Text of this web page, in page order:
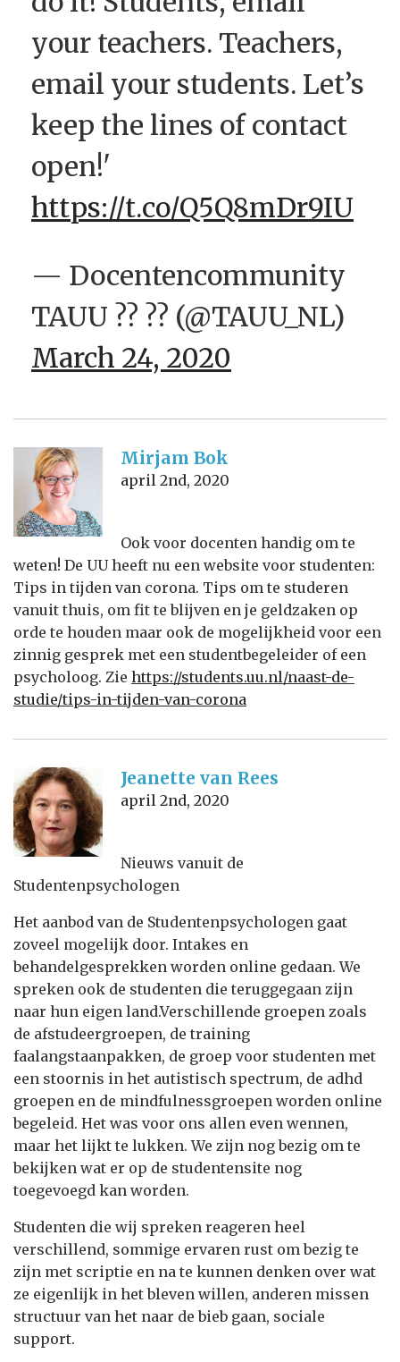
your teachers. Teachers,
email your students. Let’s
keep the lines of contact
open!'
https://t.co/Q5Q8mDr9IU
— Docentencommunity
TAUU ?‍? ?‍? (@TAUU_NL)
March 24, 2020
Mirjam Bok
april 2nd, 2020
Ook voor docenten handig om te
weten! De UU heeft nu een website voor studenten:
Tips in tijden van corona. Tips om te studeren
vanuit thuis, om fit te blijven en je geldzaken op
orde te houden maar ook de mogelijkheid voor een
zinnig gesprek met een studentbegeleider of een
psycholoog. Zie https://students.uu.nl/naast-de-
studie/tips-in-tijden-van-corona
Jeanette van Rees
april 2nd, 2020
Nieuws vanuit de
Studentenpsychologen
Het aanbod van de Studentenpsychologen gaat
zoveel mogelijk door. Intakes en
behandelgesprekken worden online gedaan. We
spreken ook de studenten die teruggegaan zijn
naar hun eigen land.Verschillende groepen zoals
de afstudeergroepen, de training
faalangstaanpakken, de groep voor studenten met
een stoornis in het autistisch spectrum, de adhd
groepen en de mindfulnessgroepen worden online
begeleid. Het was voor ons allen even wennen,
maar het lijkt te lukken. We zijn nog bezig om te
bekijken wat er op de studentensite nog
toegevoegd kan worden.
Studenten die wij spreken reageren heel
verschillend, sommige ervaren rust om bezig te
zijn met scriptie en na te kunnen denken over wat
ze eigenlijk in het bleven willen, anderen missen
structuur van het naar de bieb gaan, sociale
support.